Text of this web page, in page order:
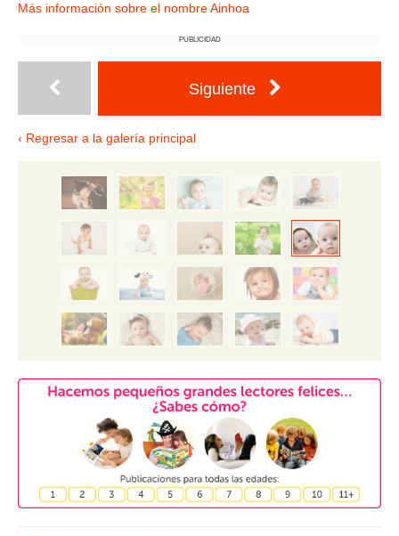
Más información sobre el nombre Ainhoa
PUBLICIDAD
Siguiente
‹ Regresar a la galería principal